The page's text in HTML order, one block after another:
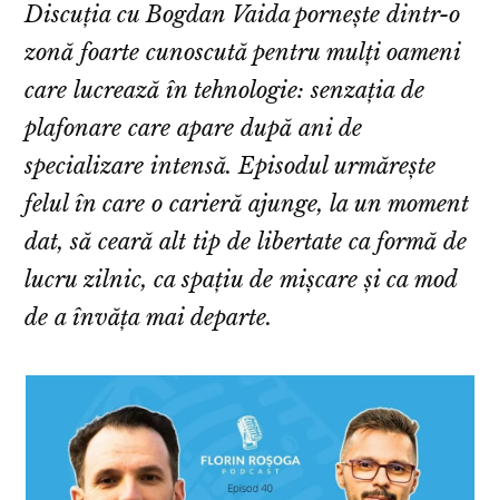
Discuția cu Bogdan Vaida pornește dintr-o
zonă foarte cunoscută pentru mulți oameni
care lucrează în tehnologie: senzația de
plafonare care apare după ani de
specializare intensă. Episodul urmărește
felul în care o carieră ajunge, la un moment
dat, să ceară alt tip de libertate ca formă de
lucru zilnic, ca spațiu de mișcare și ca mod
de a învăța mai departe.